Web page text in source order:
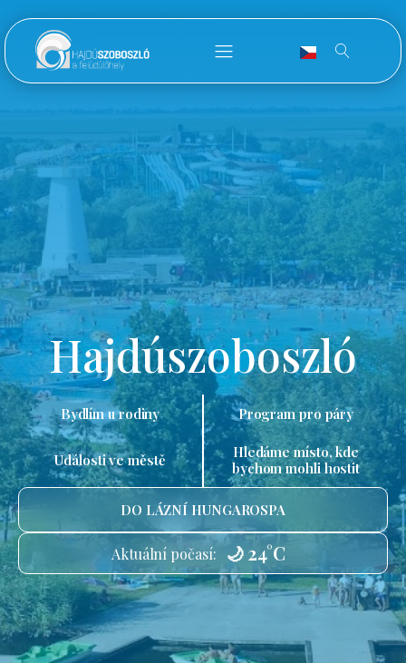
Hajdúszoboszló
Bydlím u rodiny Program pro páry
Události ve městě
Hledáme místo, kde
bychom mohli hostit
DO LÁZNÍ HUNGAROSPA
Aktuální počasí: 🌙 24°C